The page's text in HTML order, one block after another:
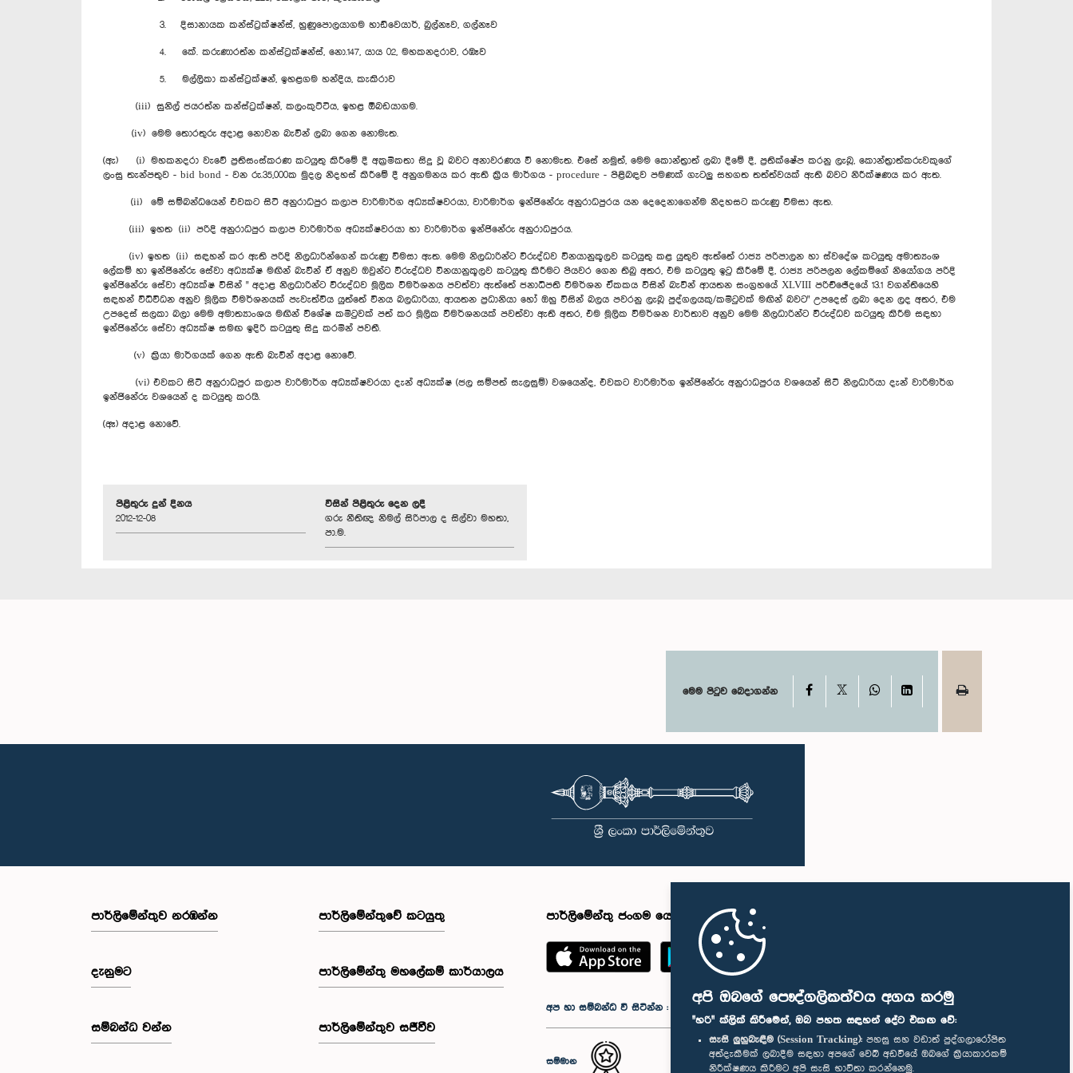
අපි ඔබගේ පෞද්ගලිකත්වය අගය කරමු
"හරි" ක්ලික් කිරීමෙන්, ඔබ පහත සඳහන් දේට එකඟ වේ:
සැසි ලුහුබැඳීම (Session Tracking): පහසු සහ වඩාත් පුද්ගලාරෝපිත
අත්දැකීමක් ලබාදීම සඳහා අපගේ වෙබ් අඩවියේ ඔබගේ ක්‍රියාකාරකම්
නිරීක්ෂණය කිරීමට අපි සැසි භාවිතා කරන්නෙමු.
3. දිසානායක කන්ස්ට්‍රක්ෂන්ස්, හුණුපොලයාගම හාඩ්වෙයාර්, බුල්නෑව, ගල්නෑව
4. කේ. කරුණාරත්න කන්ස්ට්‍රක්ෂන්ස්, නො.147, යාය 02, මහකනදරාව, රඹෑව
5. මල්ලිකා කන්ස්ට්‍රක්ෂන්, ඉහළගම හන්දිය, කැකිරාව
(iii) සුනිල් ජයරත්න කන්ස්ට්‍රක්ෂන්, කලංකුට්ටිය, ඉහළ ඕබඩයාගම.
(iv) මෙම තොරතුරු අදාළ නොවන බැවින් ලබා ගෙන නොමැත.
(ඇ) (i) මහකනදරා වැවේ ප්‍රතිසංස්කරණ කටයුතු කිරීමේ දී අක්‍රමිකතා සිදු වූ බවට අනාවරණය වී නොමැත. එසේ නමුත්, මෙම කොන්ත්‍රාත් ලබා දීමේ දී, ප්‍රතික්ෂේප කරනු ලැබූ, කොන්ත්‍රාත්කරුවකුගේ
ලංසු තැන්පතුව - bid bond - වන රු.35,000ක මුදල නිදහස් කිරීමේ දී අනුගමනය කර ඇති ක්‍රිය මාර්ගය - procedure - පිළිබඳව පමණක් ගැටලු සහගත තත්ත්වයක් ඇති බවට නිරීක්ෂණය කර ඇත.
(ii) මේ සම්බන්ධයෙන් එවකට සිටි අනුරාධපුර කලාප වාරිමාර්ග අධ්‍යක්ෂවරයා, වාරිමාර්ග ඉන්ජිනේරු අනුරාධපුරය යන දෙදෙනාගෙන්ම නිදහසට කරුණු විමසා ඇත.
(iii) ඉහත (ii) පරිදි අනුරාධපුර කලාප වාරිමාර්ග අධ්‍යක්ෂවරයා හා වාරිමාර්ග ඉන්ජිනේරු අනුරාධපුරය.
(iv) ඉහත (ii) සඳහන් කර ඇති පරිදි නිලධාරින්ගෙන් කරුණු විමසා ඇත. මෙම නිලධාරින්ට විරුද්ධව විනයානුකූලව කටයුතු කළ යුතුව ඇත්තේ රාජ්‍ය පරිපාලන හා ස්වදේශ කටයුතු අමාත්‍යංශ
ලේකම් හා ඉන්ජිනේරු සේවා අධ්‍යක්ෂ මඟින් බැවින් ඒ අනුව ඔවුන්ට විරුද්ධව විනයානුකූලව කටයුතු කිරීමට පියවර ගෙන තිබු අතර, එම කටයුතු ඉටු කිරීමේ දී, රාජ්‍ය පරිපලන ලේකම්ගේ නියෝගය පරිදි
ඉන්ජිනේරු සේවා අධ්‍යක්ෂ විසින් " අදාළ නිලධාරින්ට විරුද්ධව මූලික විමර්ශනය පවත්වා ඇත්තේ ජනාධිපති විමර්ශන ඒකකය විසින් බැවින් ආයතන සංග්‍රහයේ XLVIII පරිච්ඡේදයේ 13.1 වගන්තියෙහි
සඳහන් විධිවිධන අනුව මූලික විමර්ශනයක් පැවැත්විය යුත්තේ විනය බලධාරියා, ආයතන ප්‍රධානියා හෝ ඔහු විසින් බලය පවරනු ලැබූ පුද්ගලයකු/කමිටුවක් මඟින් බවට" උපදෙස් ලබා දෙන ලද අතර, එම
උපදෙස් සලකා බලා මෙම අමාත්‍යාංශය මඟින් විශේෂ කමිටුවක් පත් කර මූලික විමර්ශනයක් පවත්වා ඇති අතර, එම මූලික විමර්ශන වාර්තාව අනුව මෙම නිලධාරින්ට විරුද්ධව කටයුතු කිරීම සඳහා
ඉන්ජිනේරු සේවා අධ්‍යක්ෂ සමඟ ඉදිරි කටයුතු සිදු කරමින් පවතී.
(v) ක්‍රියා මාර්ගයක් ගෙන ඇති බැවින් අදාළ නොවේ.
(vi) එවකට සිටි අනුරාධපුර කලාප වාරිමාර්ග අධ්‍යක්ෂවරයා දැන් අධ්‍යක්ෂ (ජල සම්පත් සැලසුම්) වශයෙන්ද, එවකට වාරිමාර්ග ඉන්ජිනේරු අනුරාධපුරය වශයෙන් සිටි නිලධාරියා දැන් වාරිමාර්ග
ඉන්ජිනේරු වශයෙන් ද කටයුතු කරයි.
(ඈ) අදාළ නොවේ.
පිළිතුරු දුන් දිනය
2012-12-08
විසින් පිළිතුරු දෙන ලදී
ගරු නීතිඥ නිමල් සිරිපාල ද සිල්වා මහතා,
පා.ම.
මෙම පිටුව බෙදාගන්න Facebook WhatsAppLinkedIn
පාර්ලි‌මේන්තුව නරඹන්න
දැනුමට
සම්බන්ධ වන්න
පාර්ලිමේන්තුවේ කටයුතු
පාර්ලිමේන්තු මහලේකම් කාර්යාලය
පාර්ලිමේන්තුව සජීවීව
පාර්ලිමේන්තු ජංගම යෙදුම
අප හා සම්බන්ධ වී සිටින්න :
සම්මාන